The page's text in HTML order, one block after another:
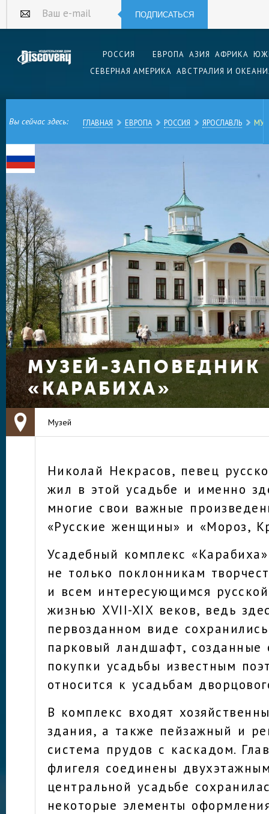
Ваш e-mail ПОДПИСАТЬСЯ
РОССИЯ ЕВРОПА АЗИЯ АФРИКА
СЕВЕРНАЯ АМЕРИКА АВСТРАЛИЯ И
Вы сейчас здесь: ГЛАВНАЯ ЕВРОПА РОССИЯ ЯРОСЛАВЛЬ
МУЗЕЙ-ЗАПОВЕДНИК
«КАРАБИХА»
Музей
Николай Некрасов, певец
жил в этой усадьбе и именно
многие свои важные
«Русские женщины» и «Мороз,
Усадебный комплекс
не только поклонникам
и всем интересующимся
жизнью XVII-XIX веков, ведь
первозданном виде
парковый ландшафт,
покупки усадьбы известным
относится к усадьбам
В комплекс входят
здания, а также пейзажный и
система прудов с каскадом.
флигеля соединены
центральной усадьбе
некоторые элементы